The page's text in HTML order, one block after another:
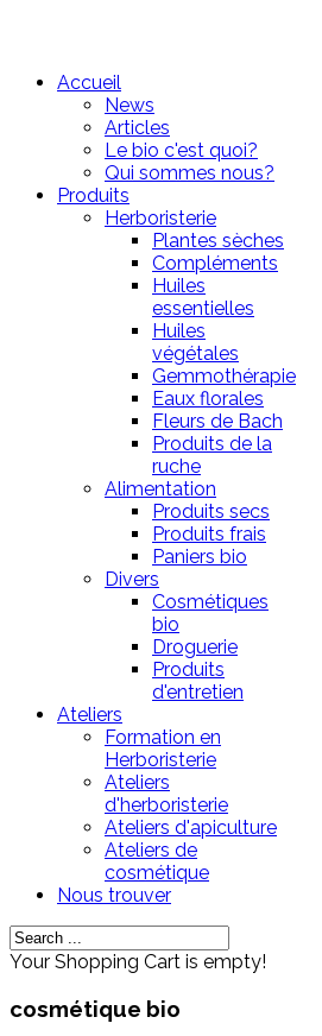
Accueil
News
Articles
Le bio c'est quoi?
Qui sommes nous?
Produits
Herboristerie
Plantes sèches
Compléments
Huiles
essentielles
Huiles
végétales
Gemmothérapie
Eaux florales
Fleurs de Bach
Produits de la
ruche
Alimentation
Produits secs
Produits frais
Paniers bio
Divers
Cosmétiques
bio
Droguerie
Produits
d'entretien
Ateliers
Formation en
Herboristerie
Ateliers
d'herboristerie
Ateliers d'apiculture
Ateliers de
cosmétique
Nous trouver
Your Shopping Cart is empty!
cosmétique bio